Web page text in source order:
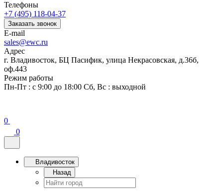
Телефоны
+7 (495) 118-04-37
Заказать звонок
E-mail
sales@ewc.ru
Адрес
г. Владивосток, БЦ Пасифик, улица Некрасовская, д.36б,
оф.443
Режим работы
Пн-Пт : с 9:00 до 18:00 Сб, Вс : выходной
0
0
Владивосток
Назад